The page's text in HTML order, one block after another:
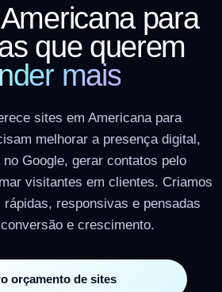
para
que querem
mais
sites em Americana para
melhorar a presença digital,
Google, gerar contatos pelo
visitantes em clientes. Criamos
rápidas, responsivas e pensadas
e crescimento.
orçamento de sites